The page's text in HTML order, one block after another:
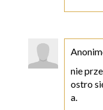
nie
ostro
a.